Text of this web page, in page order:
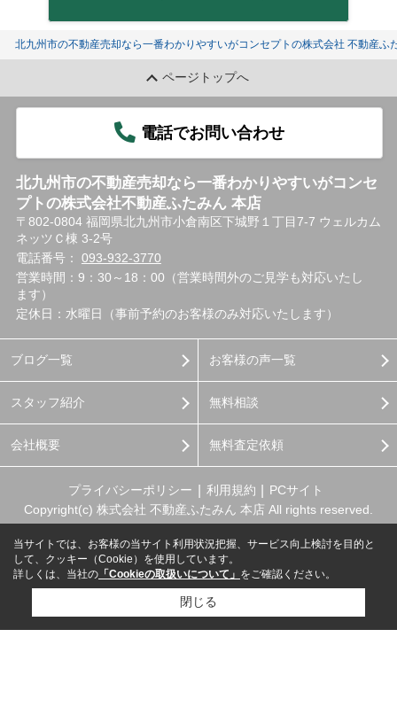
北九州市の不動産売却なら一番わかりやすいがコンセプトの株式会社 不動産ふ
ページトップへ
電話でお問い合わせ
北九州市の不動産売却なら一番わかりやすいがコンセ
プトの株式会社不動産ふたみん 本店
〒802-0804 福岡県北九州市小倉南区下城野１丁目7-7 ウェルカム
ネッツＣ棟 3-2号
電話番号： 093-932-3770
営業時間：9：30～18：00（営業時間外のご見学も対応いたし
ます）
定休日：水曜日（事前予約のお客様のみ対応いたします）
ブログ一覧
スタッフ紹介
会社概要
お客様の声一覧
無料相談
無料査定依頼
プライバシーポリシー 利用規約
PCサイト
Copyright(c) 株式会社 不動産ふたみん 本店 All rights reserved.
当サイトでは、お客様の当サイト利用状況把握、サービス向上検討を目的と
して、クッキー（Cookie）を使用しています。
詳しくは、当社の 「Cookieの取扱いについて」 をご確認ください。
閉じる